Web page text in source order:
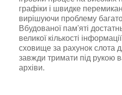
графіки і швидке
вирішуючи проблему
Вбудованої пам'яті
великої кількості
сховище за рахунок слота
завжди тримати під рукою
архіви.